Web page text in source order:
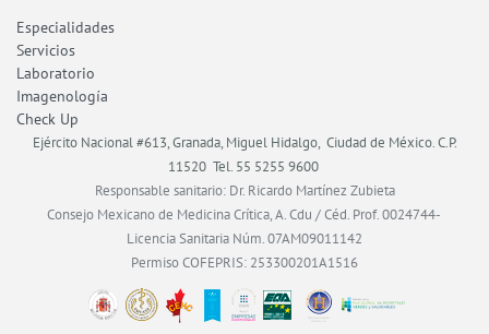
Especialidades
Servicios
Laboratorio
Imagenología
Check Up
Ejército Nacional #613, Granada, Miguel Hidalgo, Ciudad de México.C.P.
11520Tel. 55 5255 9600
Responsable sanitario: Dr. Ricardo Martínez Zubieta
Consejo Mexicano de Medicina Crítica, A. Cdu / Céd. Prof. 0024744-
Licencia Sanitaria Núm. 07AM09011142
Permiso COFEPRIS: 253300201A1516